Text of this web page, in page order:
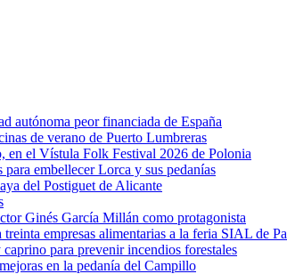
autónoma peor financiada de España
de verano de Puerto Lumbreras
en el Vístula Folk Festival 2026 de Polonia
embellecer Lorca y sus pedanías
del Postiguet de Alicante
Ginés García Millán como protagonista
empresas alimentarias a la feria SIAL de
para prevenir incendios forestales
en la pedanía del Campillo